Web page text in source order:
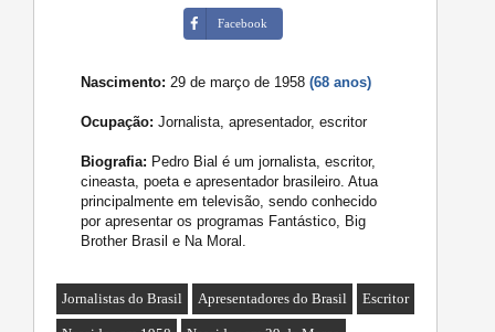
Facebook
Nascimento: 29 de março de 1958(68 anos)
Ocupação: Jornalista, apresentador, escritor
Biografia: Pedro Bial é um jornalista, escritor,
cineasta, poeta e apresentador brasileiro. Atua
principalmente em televisão, sendo conhecido
por apresentar os programas Fantástico, Big
Brother Brasil e Na Moral.
Jornalistas do Brasil Apresentadores do Brasil Escritor